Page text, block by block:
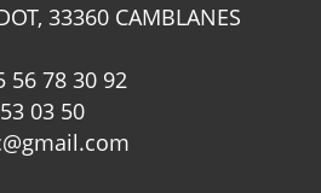
33360 CAMBLANES
56 78 30 92
03 50